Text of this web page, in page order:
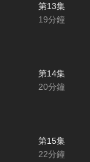
第13集
19分鐘
第14集
20分鐘
第15集
22分鐘